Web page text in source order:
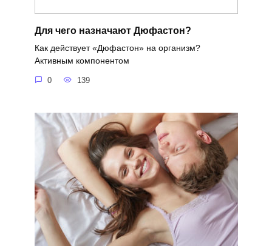
Для чего назначают Дюфастон?
Как действует «Дюфастон» на организм?
Активным компонентом
0 139